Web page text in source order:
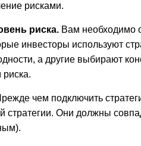
рисками.
риска. Вам необходимо
инвесторы используют
а другие выбирают
чем подключить
Они должны